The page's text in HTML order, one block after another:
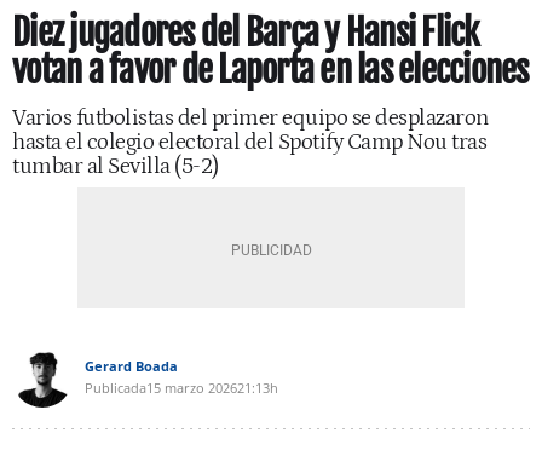
Diez jugadores del Barça y Hansi Flick
votan a favor de Laporta en las elecciones
Varios futbolistas del primer equipo se desplazaron
hasta el colegio electoral del Spotify Camp Nou tras
tumbar al Sevilla (5-2)
Gerard Boada
Publicada15 marzo 202621:13h